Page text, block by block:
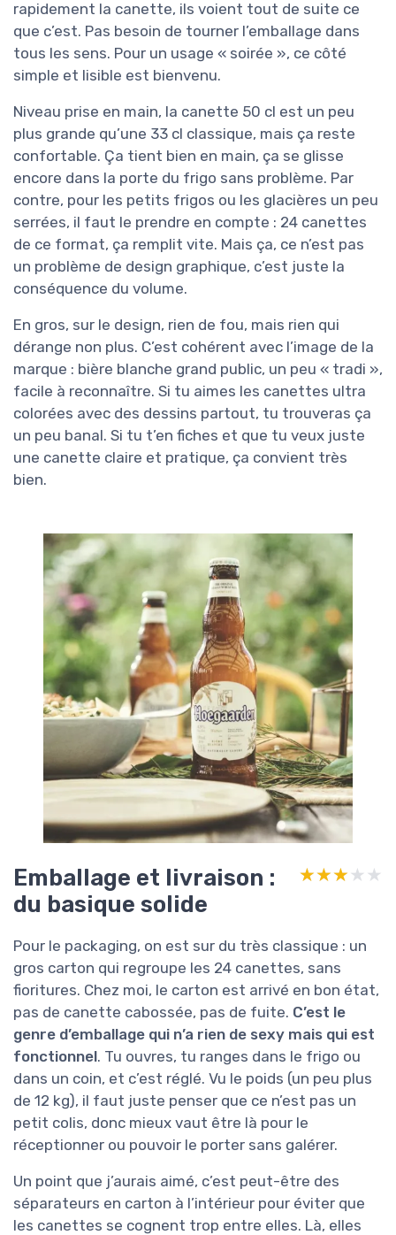
rapidement la canette, ils voient tout de suite ce
que c’est. Pas besoin de tourner l’emballage dans
tous les sens. Pour un usage « soirée », ce côté
simple et lisible est bienvenu.
Niveau prise en main, la canette 50 cl est un peu
plus grande qu’une 33 cl classique, mais ça reste
confortable. Ça tient bien en main, ça se glisse
encore dans la porte du frigo sans problème. Par
contre, pour les petits frigos ou les glacières un peu
serrées, il faut le prendre en compte : 24 canettes
de ce format, ça remplit vite. Mais ça, ce n’est pas
un problème de design graphique, c’est juste la
conséquence du volume.
En gros, sur le design, rien de fou, mais rien qui
dérange non plus. C’est cohérent avec l’image de la
marque : bière blanche grand public, un peu « tradi »,
facile à reconnaître. Si tu aimes les canettes ultra
colorées avec des dessins partout, tu trouveras ça
un peu banal. Si tu t’en fiches et que tu veux juste
une canette claire et pratique, ça convient très
bien.
Emballage et livraison :
du basique solide
★★★★★
★★★★★
Pour le packaging, on est sur du très classique : un
gros carton qui regroupe les 24 canettes, sans
fioritures. Chez moi, le carton est arrivé en bon état,
pas de canette cabossée, pas de fuite. C’est le
genre d’emballage qui n’a rien de sexy mais qui est
fonctionnel. Tu ouvres, tu ranges dans le frigo ou
dans un coin, et c’est réglé. Vu le poids (un peu plus
de 12 kg), il faut juste penser que ce n’est pas un
petit colis, donc mieux vaut être là pour le
réceptionner ou pouvoir le porter sans galérer.
Un point que j’aurais aimé, c’est peut-être des
séparateurs en carton à l’intérieur pour éviter que
les canettes se cognent trop entre elles. Là, elles